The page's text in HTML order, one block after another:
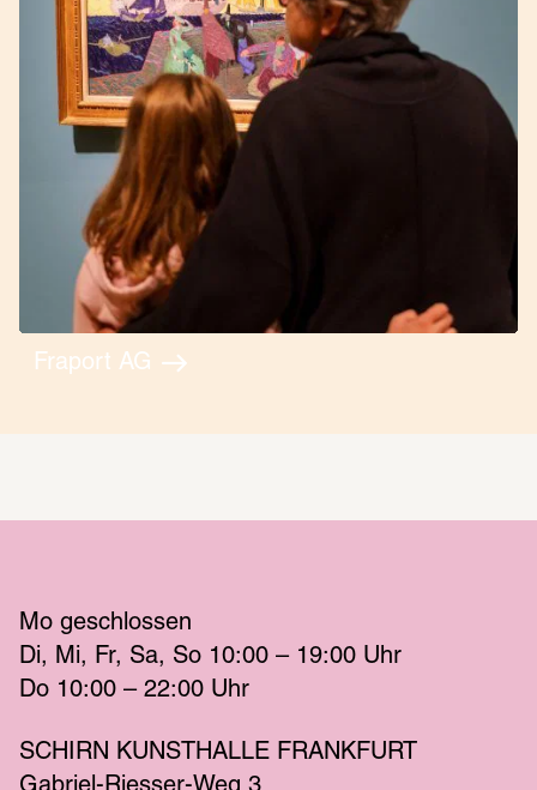
Fraport AG
Mo geschlossen
Di
Mi Fr Sa So 10:00 – 19:00 Uhr
Do 10:00 – 22:00 Uhr
SCHIRN KUNSTHALLE FRANKFURT